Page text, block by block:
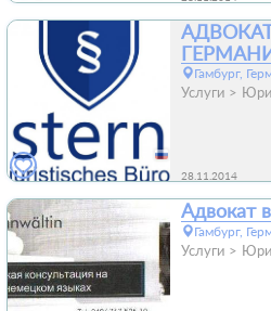
Гамбург,
Услуги
28.11.2014
Адвокат
Гамбург,
Услуги